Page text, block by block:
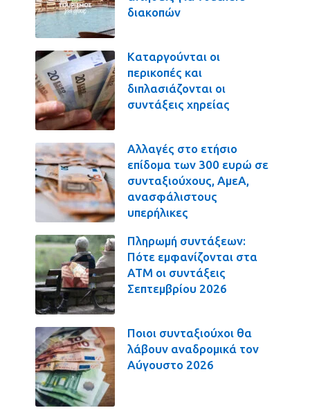
διακοπών
Καταργούνται οι
περικοπές και
διπλασιάζονται οι
συντάξεις χηρείας
Αλλαγές στο ετήσιο
επίδομα των 300 ευρώ σε
συνταξιούχους, ΑμεΑ,
ανασφάλιστους
υπερήλικες
Πληρωμή συντάξεων:
Πότε εμφανίζονται στα
ΑΤΜ οι συντάξεις
Σεπτεμβρίου 2026
Ποιοι συνταξιούχοι θα
λάβουν αναδρομικά τον
Αύγουστο 2026